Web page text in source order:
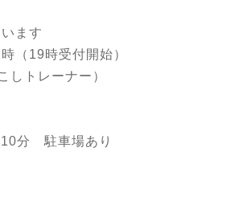
ます
（19時受付開始）
しトレーナー）
10分 駐車場あり